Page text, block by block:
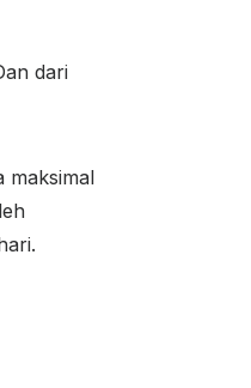
dari
maksimal